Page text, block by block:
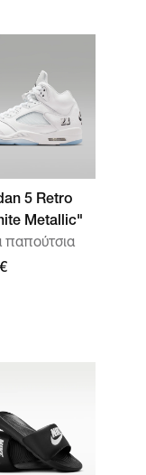
5 Retro
Metallic"
παπούτσια